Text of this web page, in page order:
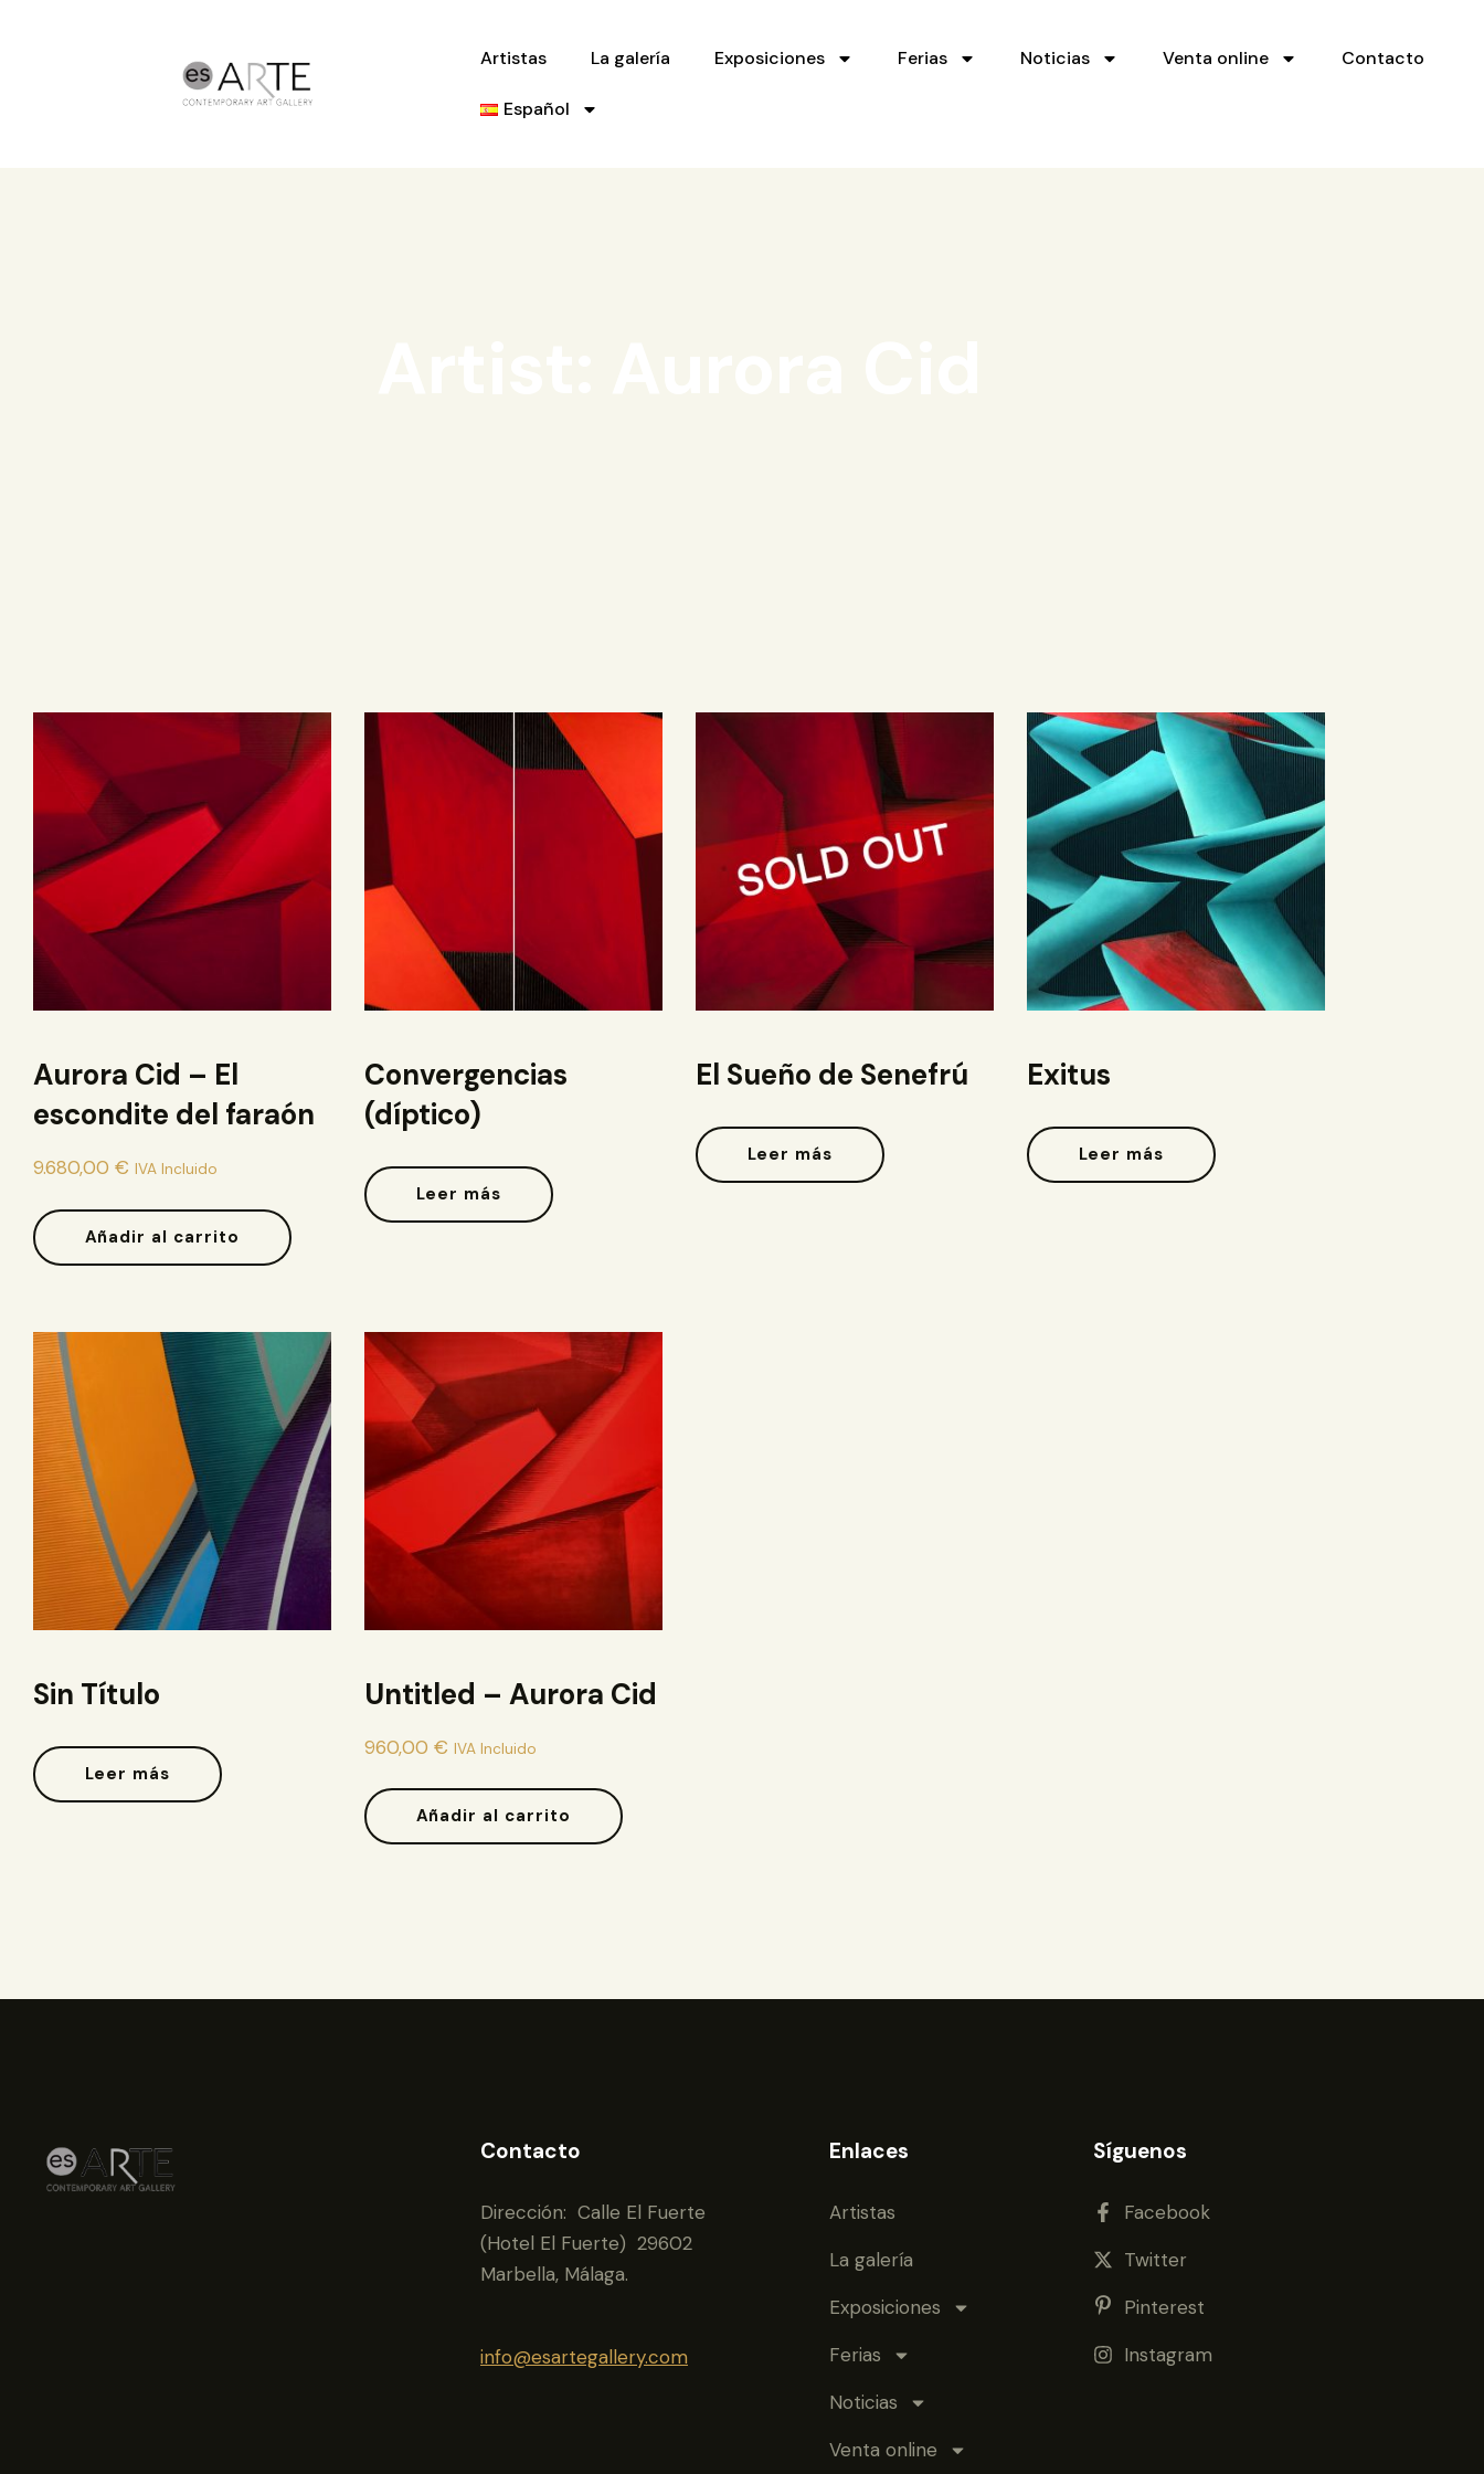
Artistas La galería Exposiciones Ferias Noticias Venta online Contacto
Español
Aurora Cid – El
escondite del faraón
9.680,00 € IVA Incluido
Añadir al carrito
Convergencias
(díptico)
Leer más
El Sueño de Senefrú
Leer más
Exitus
Leer más
Sin Título
Leer más
Untitled – Aurora Cid
960,00 € IVA Incluido
Añadir al carrito
Contacto
Dirección: Calle El Fuerte
(Hotel El Fuerte) 29602
Marbella, Málaga.
info@esartegallery.com
Enlaces
Artistas
La galería
Exposiciones
Ferias
Noticias
Venta online
Síguenos
Facebook
Twitter
Pinterest
Instagram